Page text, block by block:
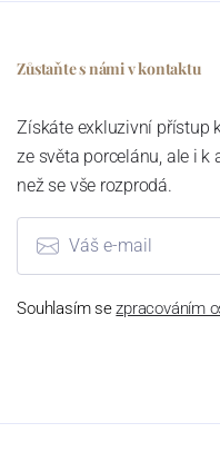
Zůstaňte s námi v kontaktu
Získáte exkluzivní přístup
ze světa porcelánu, ale i k
než se vše rozprodá.
Souhlasím sezpracováním